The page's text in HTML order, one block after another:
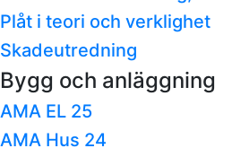
Plåt i teori och verklighet
Skadeutredning
Bygg och anläggning
AMA EL 25
AMA Hus 24